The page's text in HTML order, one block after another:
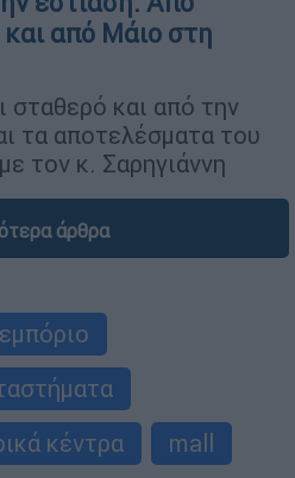
και από Μάιο στη
σταθερό και από την
τα αποτελέσματα του
τον κ. Σαρηγιάννη
άρθρα
κέντρα mall